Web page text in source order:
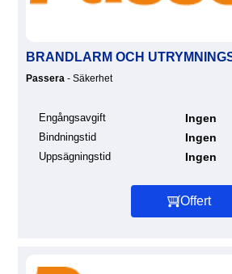
BRANDLARM OCH
Passera - Säkerhet
Engångsavgift Ingen
Bindningstid Ingen
Uppsägningstid Ingen
Offert